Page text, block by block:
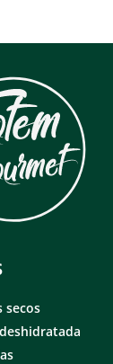
secos